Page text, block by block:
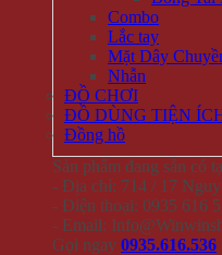
Combo
Lắc tay
Mặt Dây
Nhẫn
ĐỒ CHƠI
ĐỒ DÙNG TIỆN
Đồng hồ
Sản phẩm đang sẵn có
- Địa chỉ: 714 / 17
- Điện thoại: 0935 616
- Email:
Gọi ngay 0935.616.536